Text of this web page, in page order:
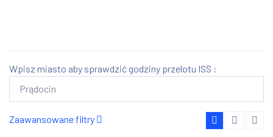
Wpisz miasto aby sprawdzić godziny przelotu ISS :
Zaawansowane filtry